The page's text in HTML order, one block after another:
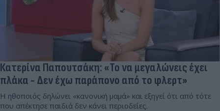
Κατερίνα Παπουτσάκη: «Το να μεγαλώνεις έχει
πλάκα - Δεν έχω παράπονο από το φλερτ»
Η ηθοποιός δηλώνει «κανονική μαμά» και εξηγεί ότι από τότε
που απέκτησε παιδιά δεν κάνει περιοδείες.